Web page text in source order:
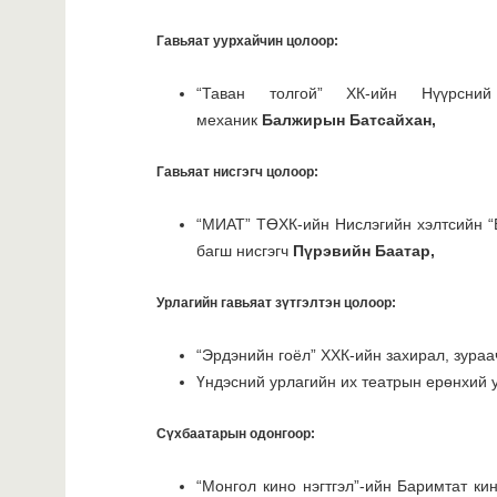
Гавьяат уурхайчин цолоор:
“Таван толгой” ХК-ийн
механик Балжирын Батсайхан,
Гавьяат нисгэгч цолоор:
“МИАТ” ТӨХК-ийн Нислэгийн хэлтсийн
багш нисгэгч Пүрэвийн Баатар,
Урлагийн гавьяат зүтгэлтэн цолоор:
“Эрдэнийн гоёл” ХХК-ийн захирал,
Үндэсний урлагийн их театрын ерөнхий
Сүхбаатарын одонгоор:
“Монгол кино нэгтгэл”-ийн Баримтат